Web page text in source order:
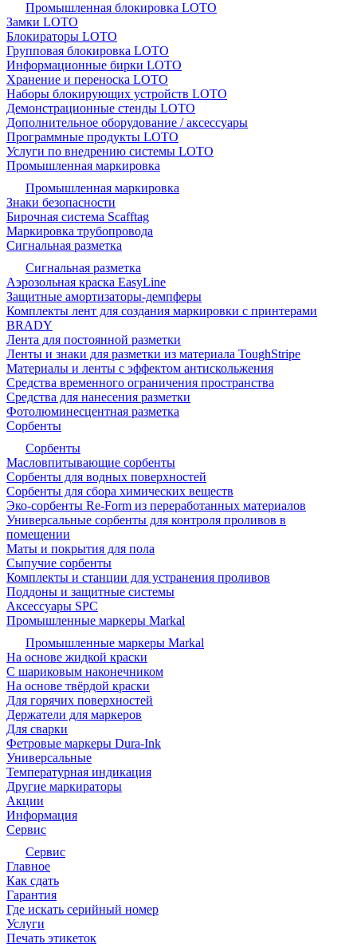
Промышленная блокировка LOTO
Замки LOTO
Блокираторы LOTO
Групповая блокировка LOTO
Информационные бирки LOTO
Хранение и переноска LOTO
Наборы блокирующих устройств LOTO
Демонстрационные стенды LOTO
Дополнительное оборудование / аксессуары
Программные продукты LOTO
Услуги по внедрению системы LOTO
Промышленная маркировка
Промышленная маркировка
Знаки безопасности
Бирочная система Scafftag
Маркировка трубопровода
Сигнальная разметка
Сигнальная разметка
Аэрозольная краска EasyLine
Защитные амортизаторы-демпферы
Комплекты лент для создания маркировки с принтерами
BRADY
Лента для постоянной разметки
Ленты и знаки для разметки из материала ToughStripe
Материалы и ленты с эффектом антискольжения
Средства временного ограничения пространства
Средства для нанесения разметки
Фотолюминесцентная разметка
Сорбенты
Сорбенты
Масловпитывающие сорбенты
Сорбенты для водных поверхностей
Сорбенты для сбора химических веществ
Эко-сорбенты Re-Form из переработанных материалов
Универсальные сорбенты для контроля проливов в
помещении
Маты и покрытия для пола
Сыпучие сорбенты
Комплекты и станции для устранения проливов
Поддоны и защитные системы
Аксессуары SPC
Промышленные маркеры Markal
Промышленные маркеры Markal
На основе жидкой краски
С шариковым наконечником
На основе твёрдой краски
Для горячих поверхностей
Держатели для маркеров
Для сварки
Фетровые маркеры Dura-Ink
Универсальные
Температурная индикация
Другие маркираторы
Акции
Информация
Сервис
Сервис
Главное
Как сдать
Гарантия
Где искать серийный номер
Услуги
Печать этикеток